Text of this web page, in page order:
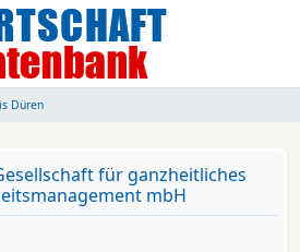
Düren
für ganzheitliches
mbH